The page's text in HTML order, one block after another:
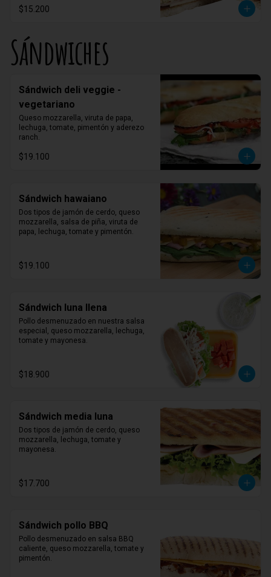
$15.200
Sándwiches
Sándwich deli veggie -
vegetariano
Queso mozzarella, viruta de papa,
lechuga, tomate, pimentón y aderezo
ranch.
$19.100
Sándwich hawaiano
Dos tipos de jamón de cerdo, queso
mozzarella, salsa de piña, viruta de
papa, lechuga, tomate y pimentón.
$19.100
Sándwich luna llena
Pollo desmenuzado en nuestra salsa
especial, queso mozzarella, lechuga,
tomate y mayonesa.
$18.900
Sándwich media luna
Dos tipos de jamón de cerdo, queso
mozzarella, lechuga, tomate y
mayonesa.
$17.700
Sándwich pollo BBQ
Pollo desmenuzado en salsa BBQ
caliente, queso mozzarella, tomate y
pimentón.